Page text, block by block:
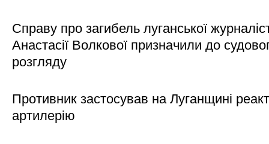
Справу про загибель луганської
Анастасії Волкової призначили до
розгляду
Противник застосував на Луганщині
артилерію